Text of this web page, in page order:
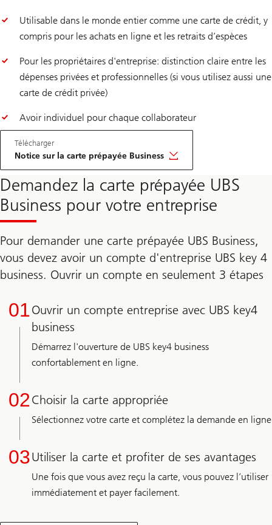
Utilisable dans le monde entier comme une carte de crédit, y
compris pour les achats en ligne et les retraits d’espèces
Pour les propriétaires d'entreprise: distinction claire entre les
dépenses privées et professionnelles (si vous utilisez aussi une
carte de crédit privée)
Avoir individuel pour chaque collaborateur
Télécharger
Notice sur la carte prépayée Business
Demandez la carte prépayée UBS
Business pour votre entreprise
Pour demander une carte prépayée UBS Business,
vous devez avoir un compte d'entreprise UBS key 4
business. Ouvrir un compte en seulement 3 étapes
01Ouvrir un compte entreprise avec UBS key4
business
Démarrez l'ouverture de UBS key4 business
confortablement en ligne.
02Choisir la carte appropriée
Sélectionnez votre carte et complétez la demande en ligne
03Utiliser la carte et profiter de ses avantages
Une fois que vous avez reçu la carte, vous pouvez l’utiliser
immédiatement et payer facilement.